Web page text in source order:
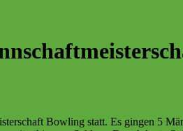
Bowling statt. Es gingen 5